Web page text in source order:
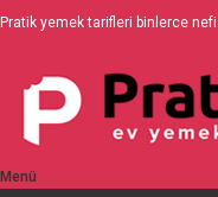
Pratik yemek tarifleri binlerce
Menü